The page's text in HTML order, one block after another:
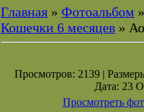
Главная » Фотоальбом
Кошечки 6 месяцев »
Просмотров: 2139 |
Дата: 23
Просмотреть